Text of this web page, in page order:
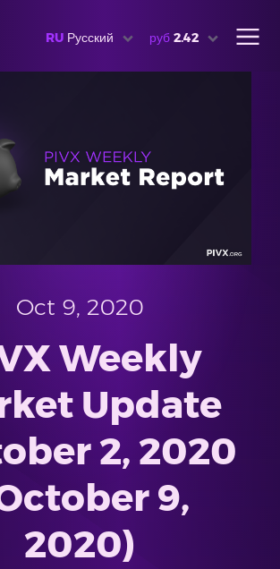
RU Русский руб 2.42
Oct 9, 2020
Weekly
Update
2, 2020
9,
2020)